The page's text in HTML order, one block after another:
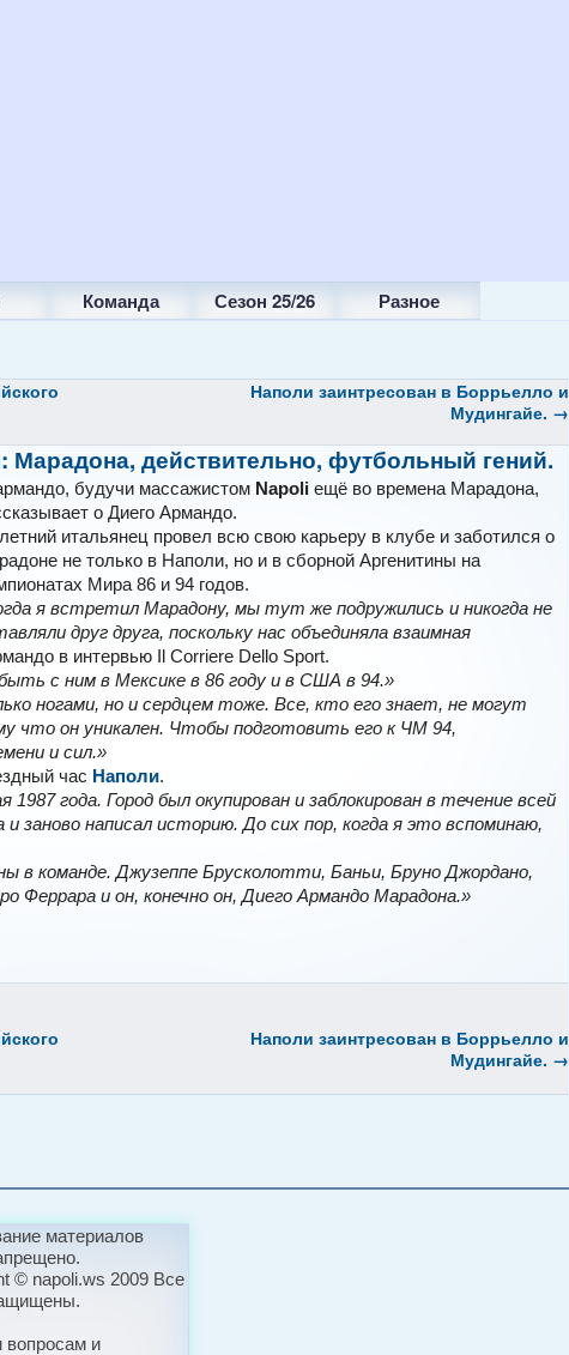
Команда Сезон 25/26 Разное
Наполи заинтресован в Боррьелло и
Мудингайе. →
Марадона, действительно, футбольный гений.
будучи массажистом Napoliещё во времена Марадона,
о Диего Армандо.
итальянец провел всю свою карьеру в клубе и заботился о
не только в Наполи, но и в сборной Аргенитины на
Мира 86 и 94 годов.
я встретил Марадону, мы тут же подружились и никогда не
друг друга, поскольку нас объединяла взаимная
в интервью Il Corriere Dello Sport.
с ним в Мексике в 86 году и в США в 94.»
ногами, но и сердцем тоже. Все, кто его знает, не могут
что он уникален. Чтобы подготовить его к ЧМ 94,
и сил.»
час Наполи.
года. Город был окупирован и заблокирован в течение всей
и заново написал историю. До сих пор, когда я это вспоминаю,
в команде. Джузеппе Брусколотти, Баньи, Бруно Джордано,
Феррара и он, конечно он, Диего Армандо Марадона.»
Наполи заинтресован в Боррьелло и
Мудингайе. →
материалов
© napoli.ws 2009 Все
вопросам и